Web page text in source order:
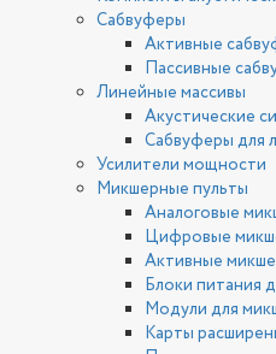
Сабвуферы
Активные
Пассивные
Линейные массивы
Акустические
Сабвуферы для
Усилители мощности
Микшерные пульты
Аналоговые
Цифровые
Активные
Блоки питания
Модули для
Карты